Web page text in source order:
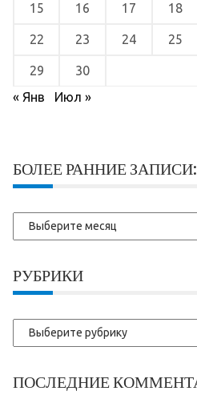
15 16 17 18
22 23 24 25
29
30
« Янв
Июл »
БОЛЕЕ РАННИЕ ЗАПИСИ:
Более
ранние
РУБРИКИ
Рубрики
ПОСЛЕДНИЕ